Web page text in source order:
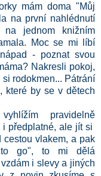
mám doma "Můj
na první nahlédnutí
jednom knižním
Moc se mi líbí
- poznat svou
Nakresli pokoj,
rodokmen... Pátrání
které by se v dětech
pravidelně
předplatné, ale jít si
vlakem, a pak
to go", to mi dělá
i slevy a jiných